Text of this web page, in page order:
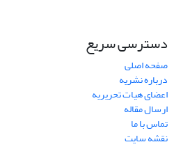
دسترسی سریع
صفحه اصلی
درباره نشریه
اعضای هیات تحریریه
ارسال مقاله
تماس با ما
نقشه سایت